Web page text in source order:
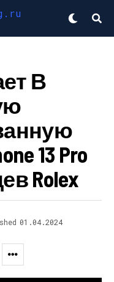
В
13 Pro
Rolex
01.04.2024